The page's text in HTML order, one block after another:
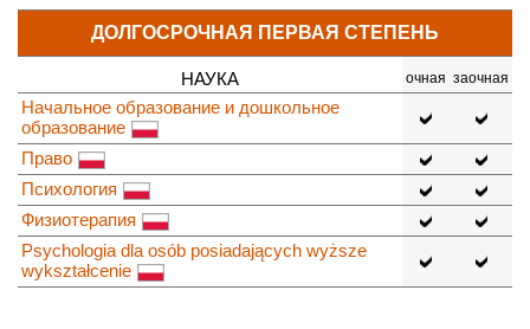
ДОЛГОСРОЧНАЯ ПЕРВАЯ СТЕПЕНЬ
НАУКА очная заочная
Начальное образование и дошкольное
образование
Право
Психология
Физиотерапия
Psychologia dla osób posiadających wyższe
wykształcenie